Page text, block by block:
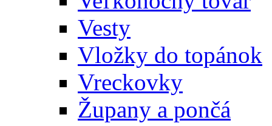
Vesty
Vložky do topánok
Vreckovky
Župany a pončá